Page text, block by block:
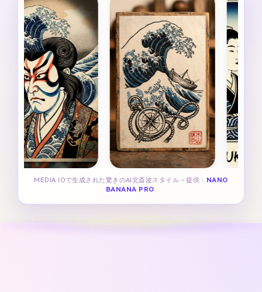
MEDIA.IOで生成された驚きのAI北斎波スタイル - 提供：
NANO
BANANA PRO.